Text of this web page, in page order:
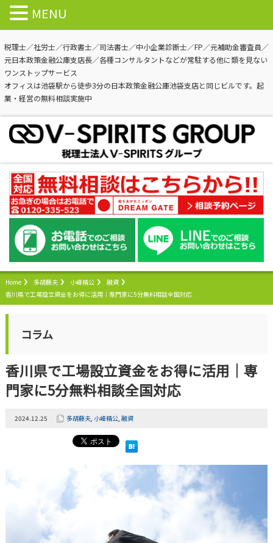
税理士／社労士／行政書士／司法書士／中小企業診断士／FP／元補助金審査員／
元日本政策金融公庫支店長／各種コンサルタントなどが常駐する他に類を見ない
ワンストップサービス
オフィスは池袋駅から徒歩3分の日本政策金融公庫池袋支店と同じビルです。起
業・経営の無料相談実施中
Home 多胡藤夫 小峰精公
融資
香川県で工場設立資金をお得に活用｜専門家に5分無料相談全国対応
コラム
香川県で工場設立資金をお得に活用｜専
門家に5分無料相談全国対応
2024.12.25 多胡藤夫, 小峰精公, 融資
MENU